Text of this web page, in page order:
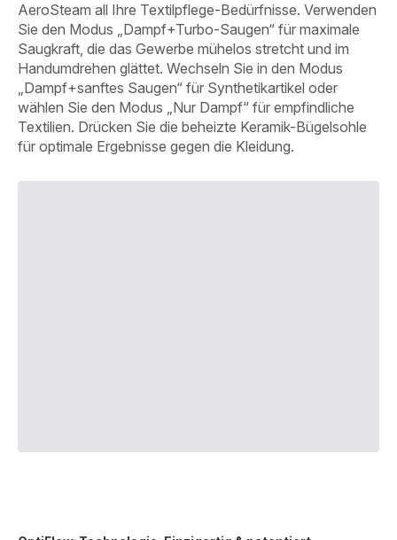
AeroSteam all Ihre Textilpflege-Bedürfnisse. Verwenden
Sie den Modus „Dampf+Turbo-Saugen“ für maximale
Saugkraft, die das Gewerbe mühelos stretcht und im
Handumdrehen glättet. Wechseln Sie in den Modus
„Dampf+sanftes Saugen“ für Synthetikartikel oder
wählen Sie den Modus „Nur Dampf“ für empfindliche
Textilien. Drücken Sie die beheizte Keramik-Bügelsohle
für optimale Ergebnisse gegen die Kleidung.